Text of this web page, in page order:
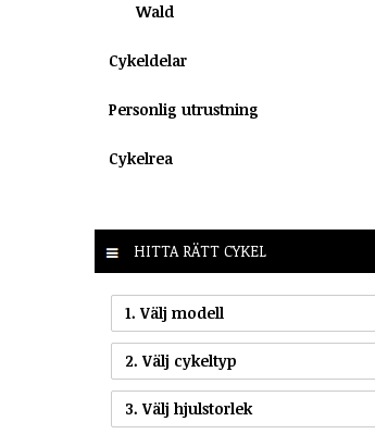
Wald
Cykeldelar
Personlig utrustning
Cykelrea
HITTA RÄTT CYKEL
1. Välj modell
2. Välj cykeltyp
3. Välj hjulstorlek